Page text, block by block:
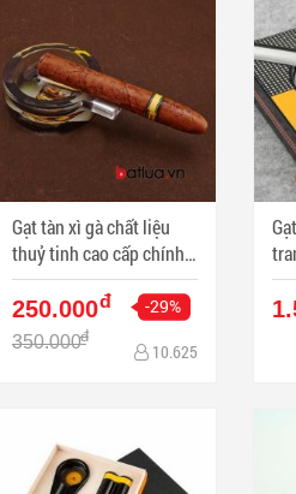
Gạt tàn xì gà chất liệu
thuỷ tinh cao cấp chính
hãng cohiba
250.000đ -29%
350.000đ
10.625